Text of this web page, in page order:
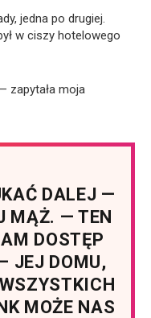
jedna po drugiej.
w ciszy hotelowego
zapytała moja
DALEJ —
MĄŻ. — TEN
DOSTĘP
JEJ DOMU,
MOŻE NAS